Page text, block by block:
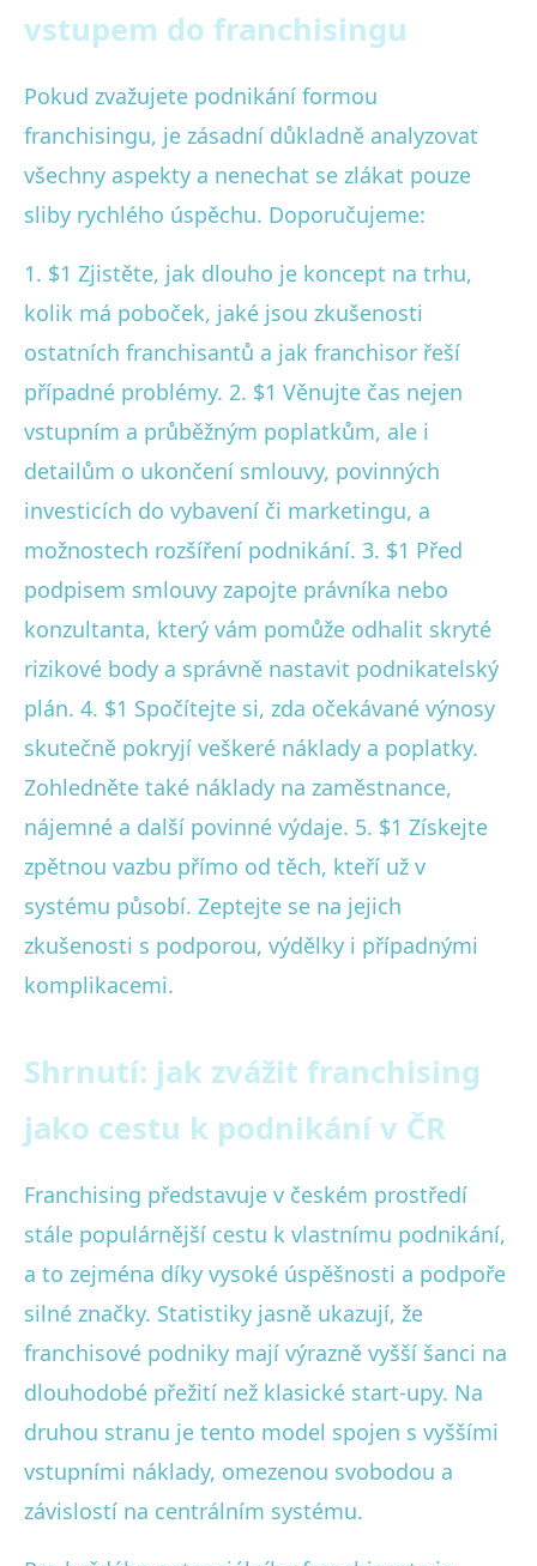
vstupem do franchisingu
Pokud zvažujete podnikání formou
franchisingu, je zásadní důkladně analyzovat
všechny aspekty a nenechat se zlákat pouze
sliby rychlého úspěchu. Doporučujeme:
1. $1 Zjistěte, jak dlouho je koncept na trhu,
kolik má poboček, jaké jsou zkušenosti
ostatních franchisantů a jak franchisor řeší
případné problémy. 2. $1 Věnujte čas nejen
vstupním a průběžným poplatkům, ale i
detailům o ukončení smlouvy, povinných
investicích do vybavení či marketingu, a
možnostech rozšíření podnikání. 3. $1 Před
podpisem smlouvy zapojte právníka nebo
konzultanta, který vám pomůže odhalit skryté
rizikové body a správně nastavit podnikatelský
plán. 4. $1 Spočítejte si, zda očekávané výnosy
skutečně pokryjí veškeré náklady a poplatky.
Zohledněte také náklady na zaměstnance,
nájemné a další povinné výdaje. 5. $1 Získejte
zpětnou vazbu přímo od těch, kteří už v
systému působí. Zeptejte se na jejich
zkušenosti s podporou, výdělky i případnými
komplikacemi.
Shrnutí: jak zvážit franchising
jako cestu k podnikání v ČR
Franchising představuje v českém prostředí
stále populárnější cestu k vlastnímu podnikání,
a to zejména díky vysoké úspěšnosti a podpoře
silné značky. Statistiky jasně ukazují, že
franchisové podniky mají výrazně vyšší šanci na
dlouhodobé přežití než klasické start-upy. Na
druhou stranu je tento model spojen s vyššími
vstupními náklady, omezenou svobodou a
závislostí na centrálním systému.